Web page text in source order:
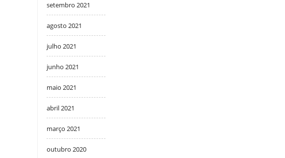
setembro 2021
agosto 2021
julho 2021
junho 2021
maio 2021
abril 2021
março 2021
outubro 2020